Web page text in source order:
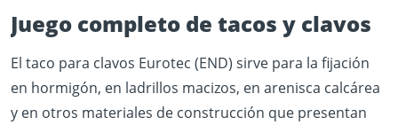
Juego completo de tacos y clavos
El taco para clavos Eurotec (END) sirve para la fijación
en hormigón, en ladrillos macizos, en arenisca calcárea
y en otros materiales de construcción que presentan